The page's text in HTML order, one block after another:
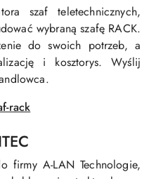
szaf teletechnicznych,
wybraną szafę RACK.
do swoich potrzeb, a
i kosztorys. Wyślij
rack
firmy A-LAN Technologie,